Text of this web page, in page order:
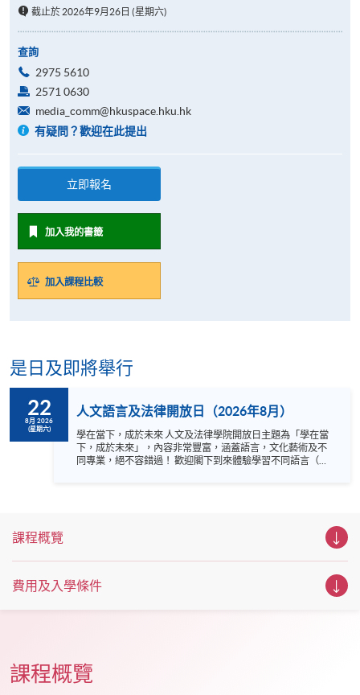
截止於 2026年9月26日 (星期六)
查詢
2975 5610
2571 0630
media_comm@hkuspace.hku.hk
有疑問？歡迎在此提出
立即報名
加入我的書籤
加入課程比較
是日及即將舉行
22
8月 2026
(星期六)
人文語言及法律開放日（2026年8月）
學在當下，成於未來 人文及法律學院開放日主題為「學在當
下，成於未來」，內容非常豐富，涵蓋語言，文化藝術及不
同專業，絕不容錯過！ 歡迎閣下到來體驗學習不同語言（包
坊、體驗課堂和豐富資訊講座。萬勿錯過是次活動，記得把
圖！
課程概覽
費用及入學條件
課程概覽